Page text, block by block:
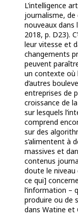
L’intelligence
journalisme,
nouveaux dans
2018, p. D23).
leur vitesse et
changements
peuvent
un contexte où
d’autres
entreprises de
croissance de
sur lesquels
comprend
sur des
s’alimentent à
massives et
contenus
doute le niveau
ce qui]
l’information –
produire ou de
dans Watine et